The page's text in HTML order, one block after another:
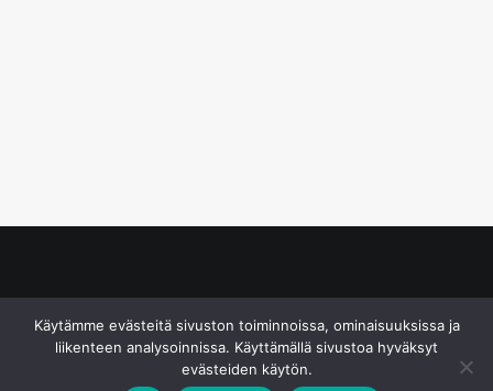
Käytämme evästeitä sivuston toiminnoissa, ominaisuuksissa ja
liikenteen analysoinnissa. Käyttämällä sivustoa hyväksyt
evästeiden käytön.